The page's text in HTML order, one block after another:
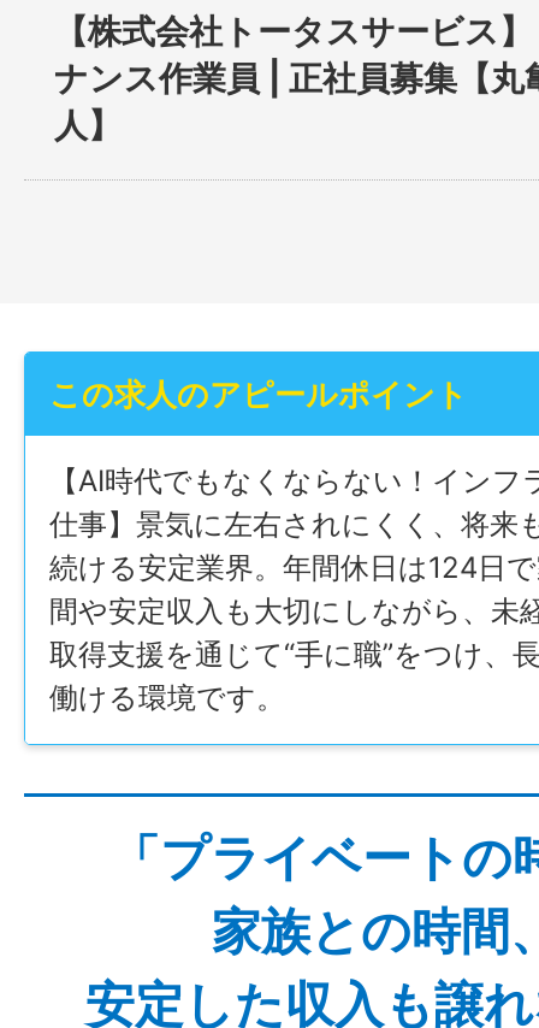
【株式会社トータスサービス
ナンス作業員 | 正社員募集【丸
人】
この求人のアピールポイント
【AI時代でもなくならない！インフ
仕事】景気に左右されにくく、将来
続ける安定業界。年間休日は124日
間や安定収入も大切にしながら、未
取得支援を通じて“手に職”をつけ、
働ける環境です。
「プライベートの
家族との時間
安定した収入も譲